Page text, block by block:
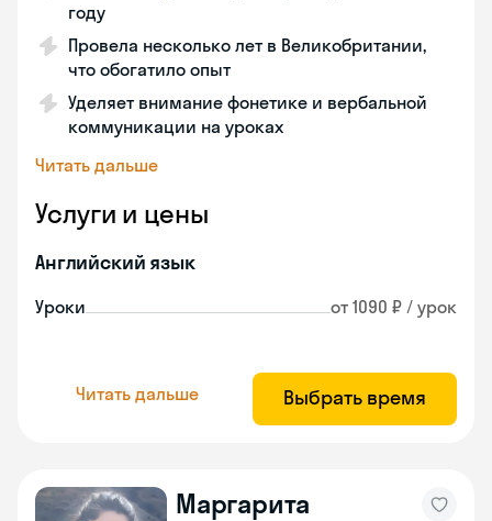
году
Провела несколько лет в Великобритании,
что обогатило опыт
Уделяет внимание фонетике и вербальной
коммуникации на уроках
Читать дальше
Услуги и цены
Английский язык
Уроки от 1090 ₽ / урок
Читать дальше Выбрать время
Маргарита